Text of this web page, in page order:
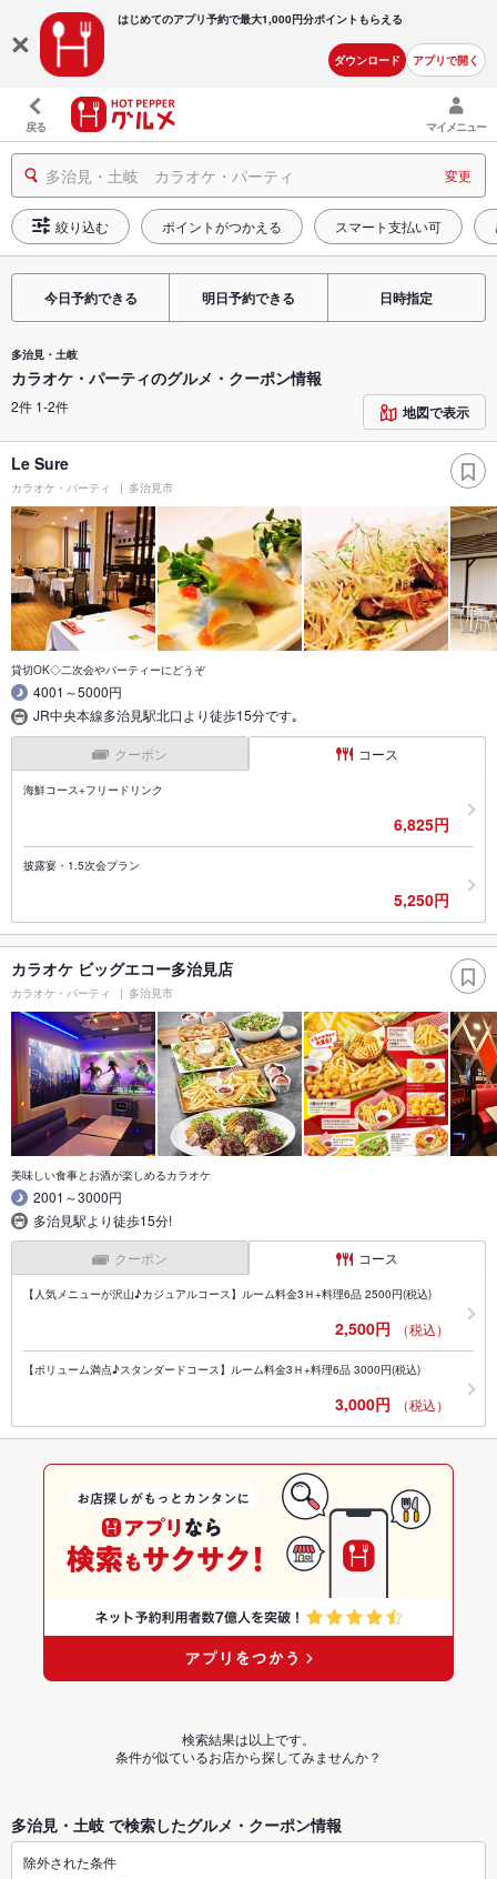
はじめてのアプリ予約で最大1,000円分ポイントもらえる
ダウンロード アプリで開く
戻る マイメニュー
多治見・土岐 カラオケ・パーティ 変更
絞り込む ポイントがつかえる スマート支払い可
今日予約できる 明日予約できる 日時指定
多治見・土岐
カラオケ・パーティのグルメ・クーポン情報
2件 1-2件 地図で表示
Le Sure
カラオケ・パーティ 多治見市
貸切OK◇二次会やパーティーにどうぞ
4001～5000円
JR中央本線多治見駅北口より徒歩15分です｡
クーポン コース
海鮮コース+フリードリンク
6,825円
披露宴・1.5次会プラン
5,250円
カラオケ ビッグエコー多治見店
カラオケ・パーティ 多治見市
美味しい食事とお酒が楽しめるカラオケ
2001～3000円
多治見駅より徒歩15分!
クーポン コース
【人気メニューが沢山♪カジュアルコース】ルーム料金3Ｈ+料理6品 2500円(税込)
2,500円 （税込）
【ボリューム満点♪スタンダードコース】ルーム料金3Ｈ+料理6品 3000円(税込)
3,000円 （税込）
検索結果は以上です。
条件が似ているお店から探してみませんか？
多治見・土岐 で検索したグルメ・クーポン情報
除外された条件